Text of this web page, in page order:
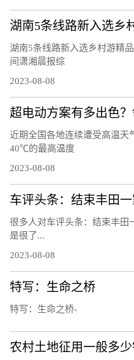
湖南5条线路新入选乡
湖南5条线路新入选乡村游精
间潇湘晨报综
2023-08-08
超电动方案有多出色
近期全国各地连续遭受高温天
40℃的最高温度
2023-08-08
很多人对车评头条：结束丰田
是很了...
2023-08-08
特写：生命之桥
特写：生命之桥-
农村土地征用一般多